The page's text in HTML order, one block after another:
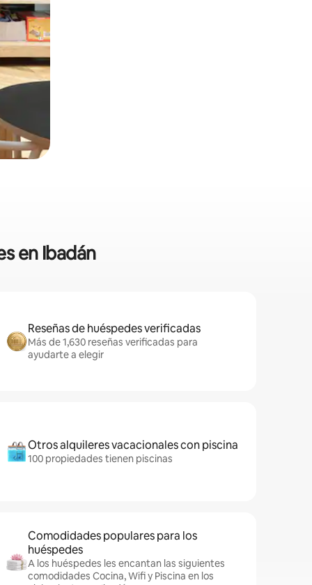
en Ibadán
Reseñas de huéspedes verificadas
Más de 1,630 reseñas verificadas para
ayudarte a elegir
Otros alquileres vacacionales con piscina
100 propiedades tienen piscinas
Comodidades populares para los
huéspedes
A los huéspedes les encantan las siguientes
comodidades Cocina, Wifi y Piscina en los